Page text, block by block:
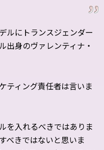
ルにトランスジェンダー
出身のヴァレンティナ・
ティング責任者は言いま
を入れるべきではありま
べきではないと思いま